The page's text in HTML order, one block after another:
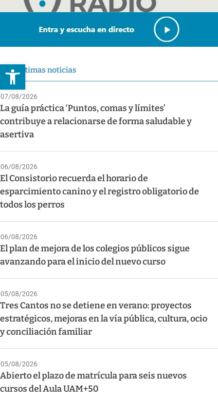
Abrir barra de herramientas
Últimas noticias
07/08/2026
La guía práctica ‘Puntos, comas y límites’
contribuye a relacionarse de forma saludable y
asertiva
06/08/2026
El Consistorio recuerda el horario de
esparcimiento canino y el registro obligatorio de
todos los perros
06/08/2026
El plan de mejora de los colegios públicos sigue
avanzando para el inicio del nuevo curso
05/08/2026
Tres Cantos no se detiene en verano: proyectos
estratégicos, mejoras en la vía pública, cultura, ocio
y conciliación familiar
05/08/2026
Abierto el plazo de matrícula para seis nuevos
cursos del Aula UAM+50